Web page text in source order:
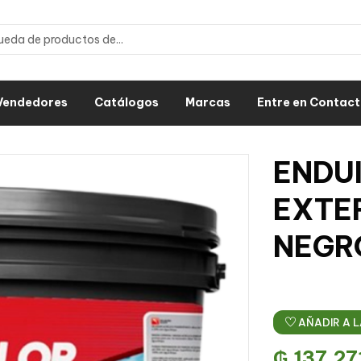
Catálogos Marcas Entre en
AÑADIR A